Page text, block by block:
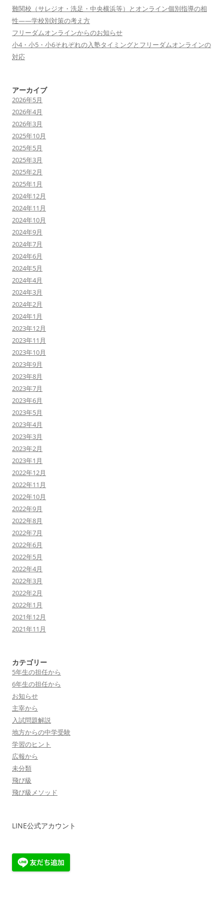
難関校（サレジオ・洗足・中央横浜等）とオンライン個別指導の相
性——学校別対策の考え方
フリーダムオンラインからのお知らせ
小4・小5・小6それぞれの入塾タイミングとフリーダムオンラインの
対応
アーカイブ
2026年5月
2026年4月
2026年3月
2025年10月
2025年5月
2025年3月
2025年2月
2025年1月
2024年12月
2024年11月
2024年10月
2024年9月
2024年7月
2024年6月
2024年5月
2024年4月
2024年3月
2024年2月
2024年1月
2023年12月
2023年11月
2023年10月
2023年9月
2023年8月
2023年7月
2023年6月
2023年5月
2023年4月
2023年3月
2023年2月
2023年1月
2022年12月
2022年11月
2022年10月
2022年9月
2022年8月
2022年7月
2022年6月
2022年5月
2022年4月
2022年3月
2022年2月
2022年1月
2021年12月
2021年11月
カテゴリー
5年生の担任から
6年生の担任から
お知らせ
主宰から
入試問題解説
地方からの中学受験
学習のヒント
広報から
未分類
飛び級
飛び級メソッド
LINE公式アカウント